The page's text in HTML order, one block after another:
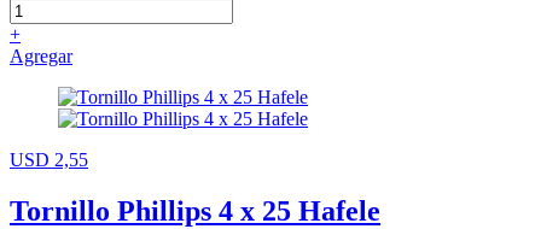
+
Agregar
USD 2,55
Tornillo Phillips 4 x 25 Hafele